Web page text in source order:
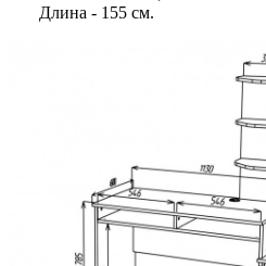
Длина - 155 см.